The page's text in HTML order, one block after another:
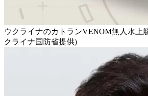
ウクライナのカトランVENOM無人水上
クライナ国防省提供)